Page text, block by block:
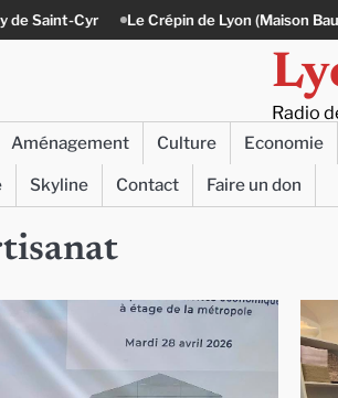
Lyon (Maison Baudière) : l’histoire vivante du
Radio
Aménagement Culture Economie
Skyline Contact Faire un don